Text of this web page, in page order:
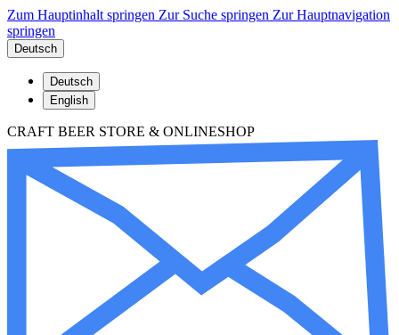
Zum Hauptinhalt springen Zur Suche springen Zur Hauptnavigation
springen
Deutsch
Deutsch
English
CRAFT BEER STORE & ONLINESHOP